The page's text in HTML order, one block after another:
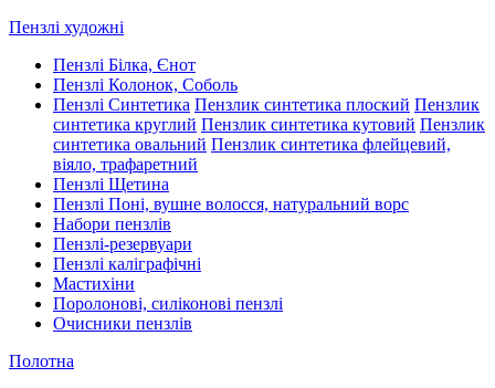
Пензлі художні
Пензлі Білка, Єнот
Пензлі Колонок, Соболь
Пензлі Синтетика Пензлик синтетика плоский Пензлик
синтетика круглий Пензлик синтетика кутовий Пензлик
синтетика овальний Пензлик синтетика флейцевий,
віяло, трафаретний
Пензлі Щетина
Пензлі Поні, вушне волосся, натуральний ворс
Набори пензлів
Пензлі-резервуари
Пензлі каліграфічні
Мастихіни
Поролонові, силіконові пензлі
Очисники пензлів
Полотна